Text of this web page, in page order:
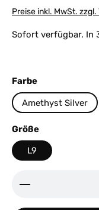
Preise inkl. MwSt.
Sofort verfügbar. In
Farbeauswählen
Amethyst Silver
Größeauswählen
L9
Produkt